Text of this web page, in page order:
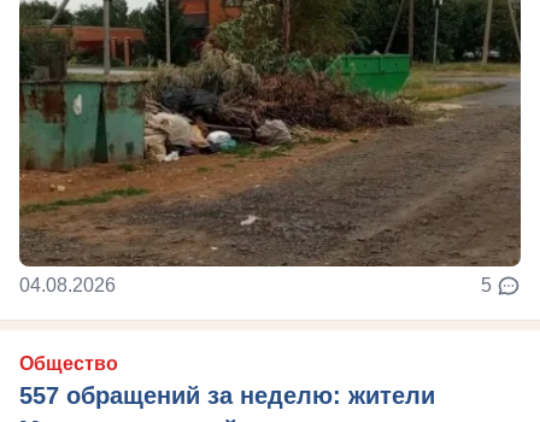
04.08.2026 5
Общество
557 обращений за неделю: жители